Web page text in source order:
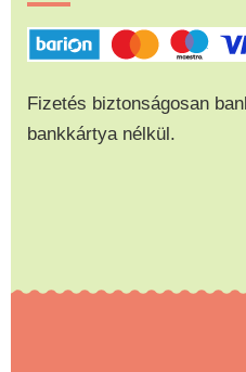
Fizetés biztonságosan
bankkártya nélkül.